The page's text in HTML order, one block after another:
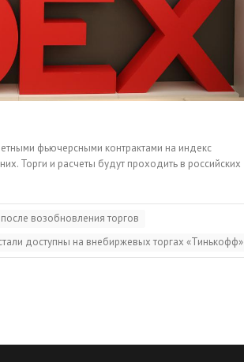
фьючерсными контрактами на индекс
Торги и расчеты будут проходить в российских
возобновления торгов
доступны на внебиржевых торгах «Тинькофф»